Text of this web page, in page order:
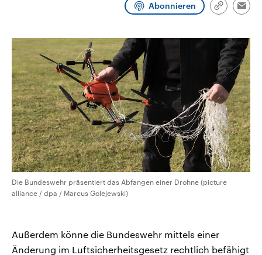
Abonnieren
Link
Die Bundeswehr präsentiert das Abfangen einer Drohne (picture
alliance / dpa / Marcus Golejewski)
Außerdem könne die Bundeswehr mittels einer
Änderung im Luftsicherheitsgesetz rechtlich befähigt